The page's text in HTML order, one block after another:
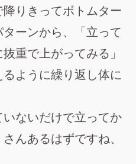
降りきってボトムター
ーンから、「立って
重で上がってみる」
ように繰り返し体に
ないだけで立ってか
んあるはずですね、